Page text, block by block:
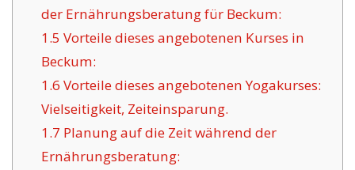
der Ernährungsberatung für Beckum:
1.5 Vorteile dieses angebotenen Kurses in
Beckum:
1.6 Vorteile dieses angebotenen Yogakurses:
Vielseitigkeit, Zeiteinsparung.
1.7 Planung auf die Zeit während der
Ernährungsberatung: